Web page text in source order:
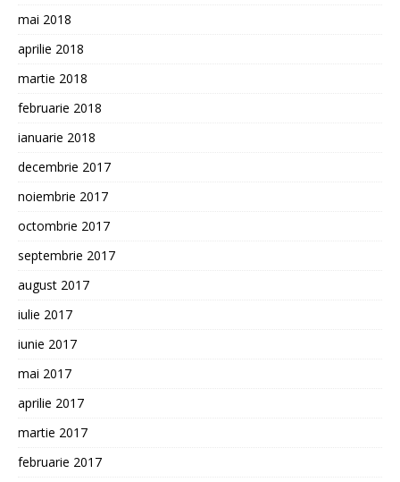
mai 2018
aprilie 2018
martie 2018
februarie 2018
ianuarie 2018
decembrie 2017
noiembrie 2017
octombrie 2017
septembrie 2017
august 2017
iulie 2017
iunie 2017
mai 2017
aprilie 2017
martie 2017
februarie 2017